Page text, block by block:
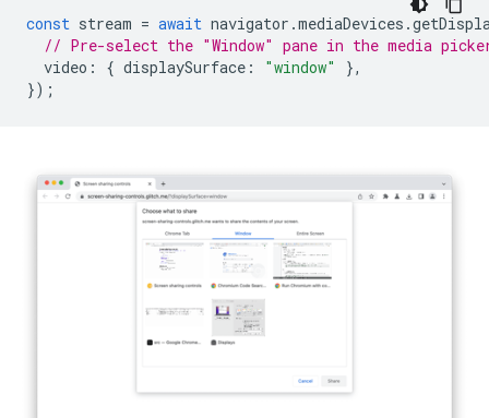
const stream = await navigator .mediaDevices .
// Pre-select the "Window" pane in the media
video : { displaySurface : "window"
},
});